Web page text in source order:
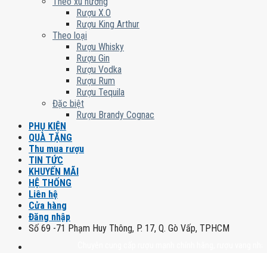
Rượu X.O
Rượu King Arthur
Theo loại
Rượu Whisky
Rượu Gin
Rượu Vodka
Rượu Rum
Rượu Tequila
Đặc biệt
Rượu Brandy Cognac
PHỤ KIỆN
QUÀ TẶNG
Thu mua rượu
TIN TỨC
KHUYẾN MÃI
HỆ THỐNG
Liên hệ
Cửa hàng
Đăng nhập
Số 69 -71 Phạm Huy Thông, P. 17, Q. Gò Vấp, TPHCM